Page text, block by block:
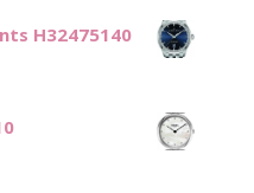
H32475140